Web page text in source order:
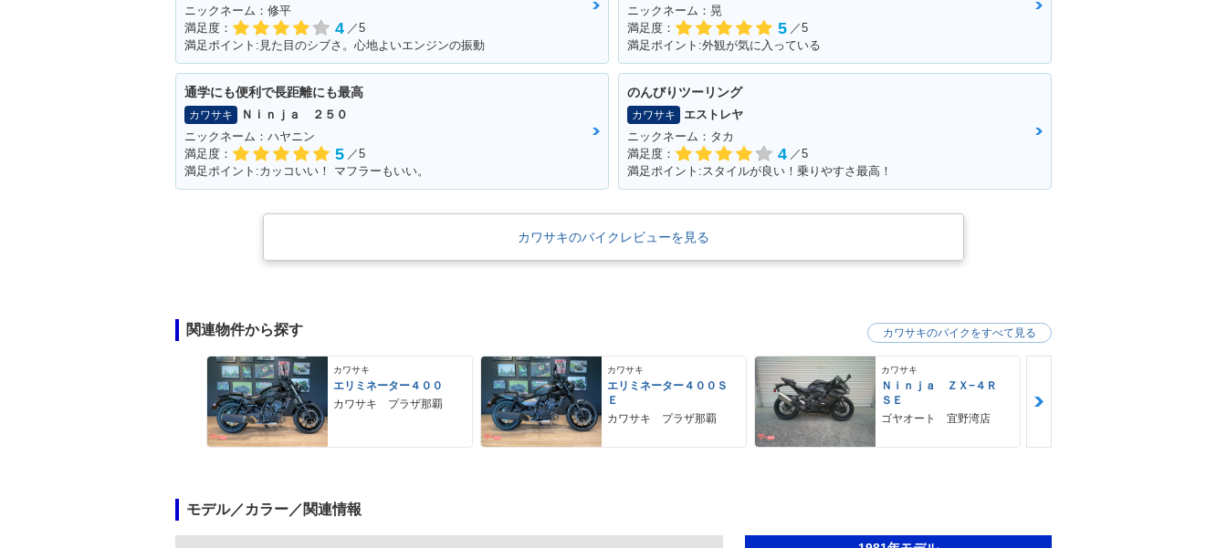
ニックネーム：修平
満足度：
4 ／5
満足ポイント:見た目のシブさ。心地よいエンジンの振動
ニックネーム：晃
満足度：
5 ／5
満足ポイント:外観が気に入っている
通学にも便利で長距離にも最高
カワサキ
Ｎｉｎｊａ ２５０
ニックネーム：ハヤニン
満足度：
5 ／5
満足ポイント:カッコいい！ マフラーもいい。
のんびりツーリング
カワサキ
エストレヤ
ニックネーム：タカ
満足度：
4 ／5
満足ポイント:スタイルが良い！乗りやすさ最高！
カワサキのバイクレビューを見る
関連物件から探す
カワサキ
エリミネーター４００
カワサキ プラザ那覇
カワサキ
エリミネーター４００Ｓ
Ｅ
カワサキ プラザ那覇
カワサキ
Ｎｉｎｊａ ＺＸ−４Ｒ
ＳＥ
ゴヤオート 宜野湾店
カワサキのバイクをすべて見る
モデル／カラー／関連情報